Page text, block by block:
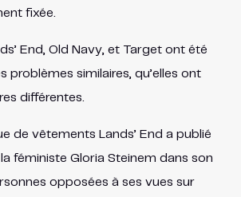
fixée.
End, Old Navy, et Target ont été
problèmes similaires, qu’elles ont
différentes.
de vêtements Lands’ End a publié
féministe Gloria Steinem dans son
opposées à ses vues sur